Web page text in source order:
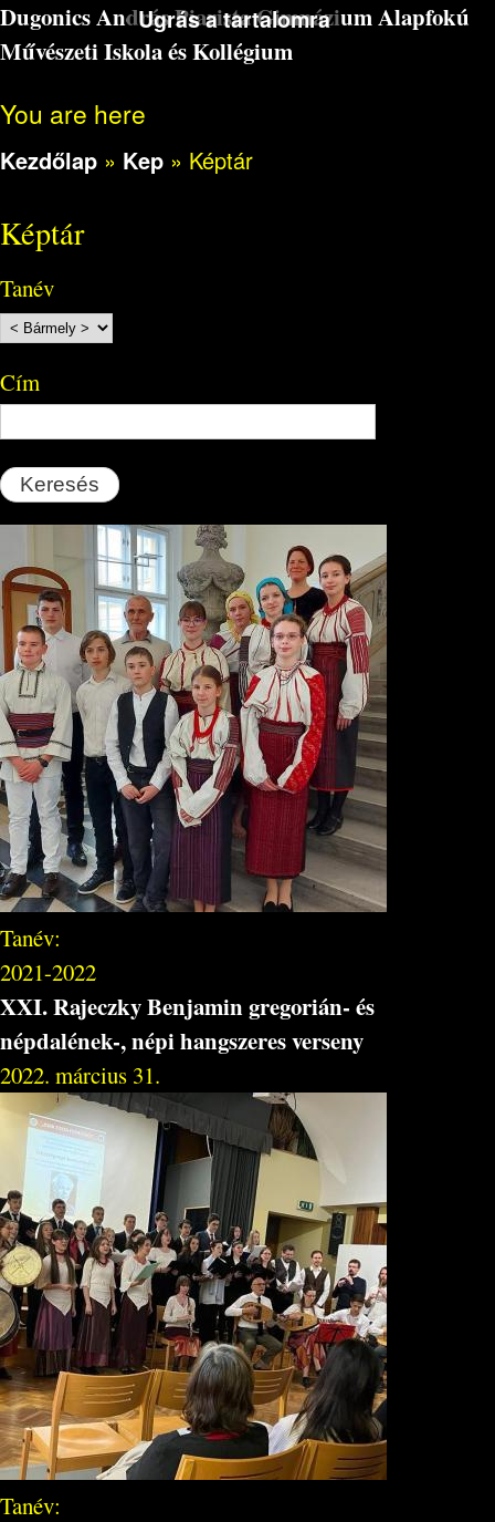
Ugrás a tartalomra
Dugonics András Piarista Gimnázium Alapfokú
Művészeti Iskola és Kollégium
You are here
Kezdőlap » Kep » Képtár
Képtár
Tanév
Cím
Tanév:
2021-2022
XXI. Rajeczky Benjamin gregorián- és
népdalének-, népi hangszeres verseny
2022. március 31.
Tanév: